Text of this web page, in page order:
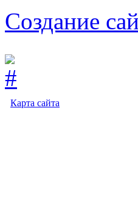
Создание
Карта сайта